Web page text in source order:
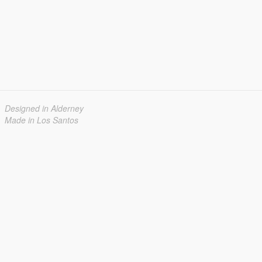
Designed in Alderney
Made in Los Santos